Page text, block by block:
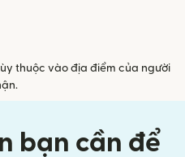
thuộc vào địa điểm của người
bạn cần để